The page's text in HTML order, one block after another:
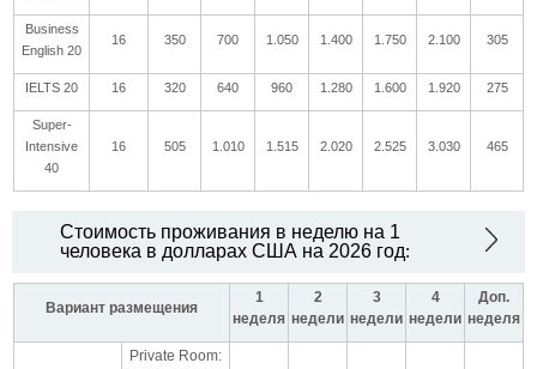
Business
English 20
16 350 700 1.050 1.400 1.750 2.100 305
IELTS 20 16 320 640 960 1.280 1.600 1.920 275
Super-
Intensive
40
16 505 1.010 1.515 2.020 2.525 3.030 465
Стоимость проживания в неделю на 1
человека в долларах США на 2026 год:
Вариант размещения
1
неделя
2
недели
3
недели
4
недели
Доп.
неделя
Private Room: